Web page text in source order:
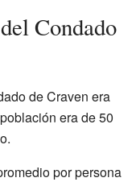
Condado
de Craven era
era de 50
por persona